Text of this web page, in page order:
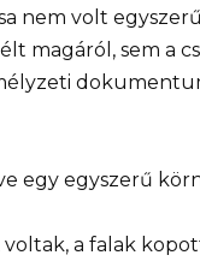
nem volt
magáról, sem a
egy egyszerű
a falak